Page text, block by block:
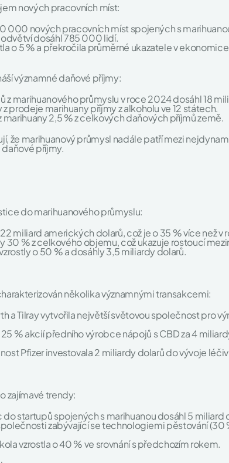
nových pracovních míst:
000 nových pracovních míst spojených s
dosáhl 785 000 lidí.
o 5 % a překročila průměrné ukazatele v
významné daňové příjmy:
z marihuanového průmyslu v roce 2024 dosáhl 18
prodeje marihuany příjmy z alkoholu ve 12 státech.
marihuany 2,5 % z celkových daňových příjmů země.
že marihuanový průmysl nadále patří mezi
příjmy.
do marihuanového průmyslu:
miliard amerických dolarů, což je o 35 % více než v
30 % z celkového objemu, což ukazuje rostoucí
o 50 % a dosáhly 3,5 miliardy dolarů.
několika významnými transakcemi:
a Tilray vytvořila největší světovou společnost pro
% akcií předního výrobce nápojů s CBD za 4
Pfizer investovala 2 miliardy dolarů do vývoje
zajímavé trendy:
startupů spojených s marihuanou dosáhl 5 miliard
zabývající se technologiemi pěstování
vzrostla o 40 % ve srovnání s předchozím rokem.